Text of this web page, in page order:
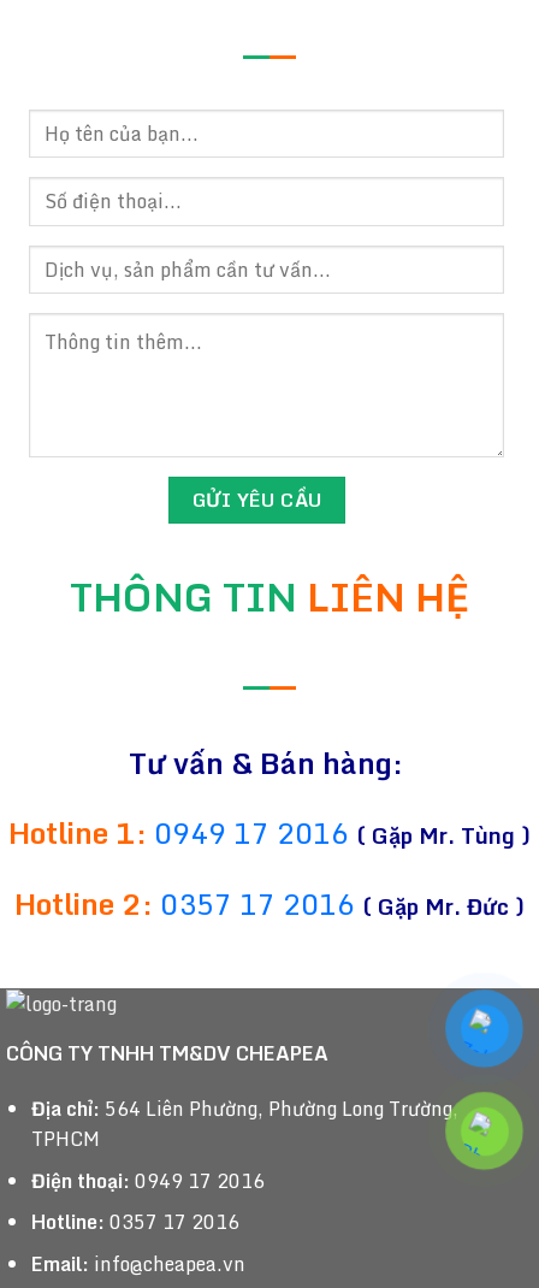
——
THÔNG TIN LIÊN HỆ
——
Tư vấn & Bán hàng:
Hotline 1: 0949 17 2016 ( Gặp Mr. Tùng )
Hotline 2: 0357 17 2016 ( Gặp Mr. Đức )
CÔNG TY TNHH TM&DV CHEAPEA
Địa chỉ: 564 Liên Phường, Phường Long Trường,
TPHCM
Điện thoại: 0949 17 2016
Hotline: 0357 17 2016
Email: info@cheapea.vn